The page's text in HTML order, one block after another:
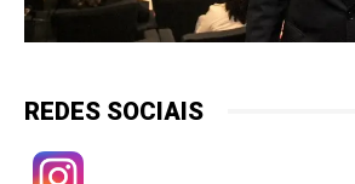
REDES SOCIAIS